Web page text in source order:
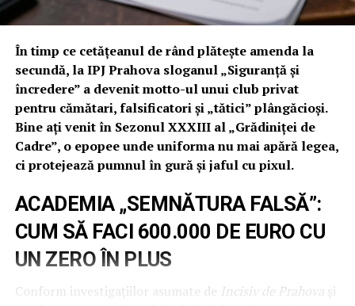
Comandantul
Stoican Bogdan, poreclit pe bună
dreptate „Pinocchio”, a transformat drama femeii într-o
oportunitate de hărțuire și paranoia administrativă. În
loc să verifice camerele video de la spălătoria vis-a-vis,
Stoican a cerut victimei numărul de telefon personal
(ignorând numărul oficial al secției), a început să-i
trimită poze cu agentul S.A. (un subaltern pe care
Stoican, într-o criză de gelozie profesională, voia să-l
prindă „cu mâța-n sac”) și, culmea tupeului, a livrat
acord! În timp ce victima tremură în casă, Stoican
Bogdan face „anchetă” printre agenți să vadă cine-l
minte, dovedind că la Băicoi, siguranța cetățeanului e
subordonată setei de control a unui șef cu apucături de
În timp ce cetățeanul de rând plătește amenda la
secundă, la IPJ Prahova sloganul „Siguranță și
încredere” a devenit motto-ul unui club privat
pentru cămătari, falsificatori și „tătici” plângăcioși.
Bine ați venit în Sezonul XXXIII al „Grădiniței de
Cadre”, o epopee unde uniforma nu mai apără legea,
ci protejează pumnul în gură și jaful cu pixul.
ACADEMIA „SEMNĂTURA FALSĂ”:
CUM SĂ FACI 600.000 DE EURO CU
UN ZERO ÎN PLUS
Conform investigațiilor asumate de Incisiv de Prahovași